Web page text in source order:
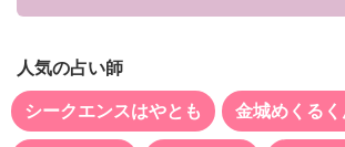
人気の占い師
シークエンスはやとも 金城めくるく